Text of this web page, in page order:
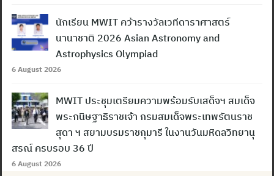
นักเรียน MWIT คว้ารางวัลเวทีดาราศาสตร์
นานาชาติ 2026 Asian Astronomy and
Astrophysics Olympiad
6 August 2026
MWIT ประชุมเตรียมความพร้อมรับเสด็จฯ สมเด็จ
พระกนิษฐาธิราชเจ้า กรมสมเด็จพระเทพรัตนราช
สุดา ฯ สยามบรมราชกุมารี ในงานวันมหิดลวิทยานุ
สรณ์ ครบรอบ 36 ปี
6 August 2026